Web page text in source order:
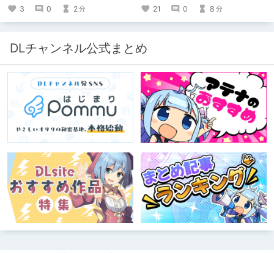
信！3
0 2分
21
0 8 分
DLチャンネル公式まとめ